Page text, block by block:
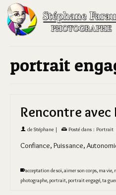
portrait
Rencontre avec
de Stéphane | Posté dans : Portrait
Confiance, Puissance,
acceptation de soi,aimer son corps, ma vie,
photographe, portrait, portrait engagé,ta